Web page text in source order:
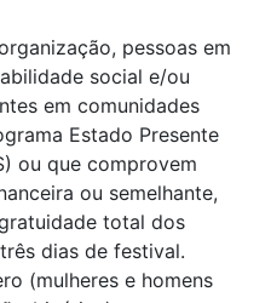
pessoas em
social e/ou
em comunidades
Estado Presente
ou que comprovem
ou semelhante,
total dos
dias de festival.
(mulheres e homens